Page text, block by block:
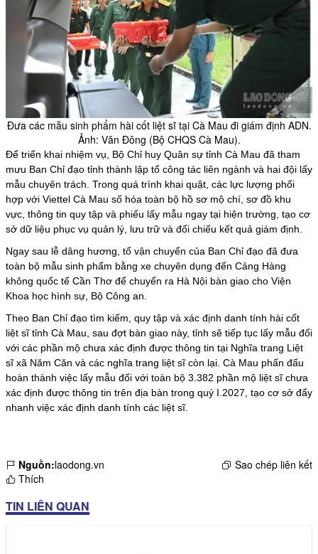
Đưa các mẫu sinh phẩm hài cốt liệt sĩ tại Cà Mau đi giám định ADN.
Ảnh: Văn Đông (Bộ CHQS Cà Mau).
Để triển khai nhiệm vụ, Bộ Chỉ huy Quân sự tỉnh Cà Mau đã tham
mưu Ban Chỉ đạo tỉnh thành lập tổ công tác liên ngành và hai đội lấy
mẫu chuyên trách. Trong quá trình khai quật, các lực lượng phối
hợp với Viettel Cà Mau số hóa toàn bộ hồ sơ mộ chí, sơ đồ khu
vực, thông tin quy tập và phiếu lấy mẫu ngay tại hiện trường, tạo cơ
sở dữ liệu phục vụ quản lý, lưu trữ và đối chiếu kết quả giám định.
Ngay sau lễ dâng hương, tổ vận chuyển của Ban Chỉ đạo đã đưa
toàn bộ mẫu sinh phẩm bằng xe chuyên dụng đến Cảng Hàng
không quốc tế Cần Thơ để chuyển ra Hà Nội bàn giao cho Viện
Khoa học hình sự, Bộ Công an.
Theo Ban Chỉ đạo tìm kiếm, quy tập và xác định danh tính hài cốt
liệt sĩ tỉnh Cà Mau, sau đợt bàn giao này, tỉnh sẽ tiếp tục lấy mẫu đối
với các phần mộ chưa xác định được thông tin tại Nghĩa trang Liệt
sĩ xã Năm Căn và các nghĩa trang liệt sĩ còn lại. Cà Mau phấn đấu
hoàn thành việc lấy mẫu đối với toàn bộ 3.382 phần mộ liệt sĩ chưa
xác định được thông tin trên địa bàn trong quý I.2027, tạo cơ sở đẩy
nhanh việc xác định danh tính các liệt sĩ.
Nguồn:laodong.vn
Sao chép liên kết
Thích
TIN LIÊN QUAN